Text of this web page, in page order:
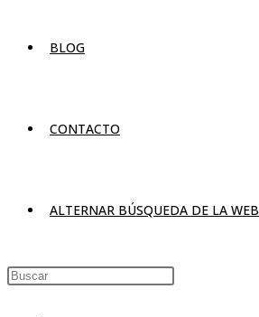
BLOG
CONTACTO
ALTERNAR BÚSQUEDA DE LA WEB